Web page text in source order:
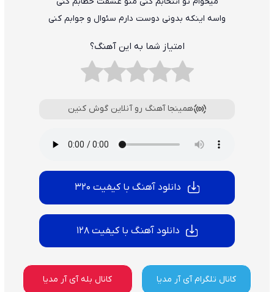
واسه اینکه بدونی دوست دارم سئوال و جوابم کنی
امتیاز شما به این آهنگ؟
همینجا آهنگ رو آنلاین گوش کنین
دانلود آهنگ با کیفیت 320
دانلود آهنگ با کیفیت 128
کانال تلگرام آی آر مدیا کانال بله آی آر مدیا